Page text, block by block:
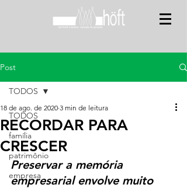
Post
TODOS
família
patrimônio
empresa
TODOS
RECORDAR PARA
CRESCER
18 de ago. de 2020 3 min de leitura
Preservar a memória
empresarial envolve muito